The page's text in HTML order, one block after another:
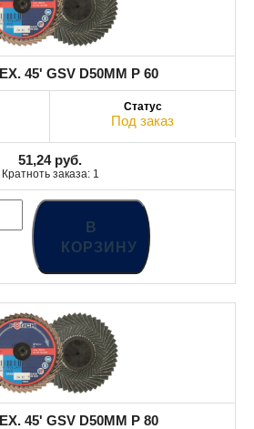
45' GSV D50MM P 60
Под заказ
51,24 руб.
Кратноть заказа: 1
В
КОРЗИНУ
45' GSV D50MM P 80